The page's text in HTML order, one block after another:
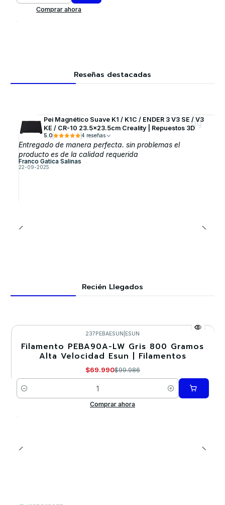
Comprar ahora
Reseñas destacadas
Pei Magnético Suave K1 / K1C / ENDER 3 V3 SE / V3
KE / CR-10 23.5x23.5cm Creality | Repuestos 3D
5.0 4 reseñas
Entregado de manera perfecta. sin problemas el
producto es de la calidad requerida
Franco Gatica Salinas
22-09-2025
Recién Llegados
-30%
237PEBAESUN ESUN
Filamento PEBA90A-LW Gris 800 Gramos
Alta Velocidad Esun | Filamentos
$69.990$99.986
Cantidad
Comprar ahora